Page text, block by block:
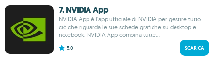
7. NVIDIA App
NVIDIA App è l'app ufficiale di NVIDIA per gestire tutto
ciò che riguarda le sue schede grafiche su desktop e
notebook. NVIDIA App combina tutte...
5.0 SCARICA